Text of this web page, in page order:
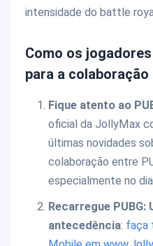
intensidade do battle
Como os
para a colaboração
Fique atento ao
oficial da JollyMax
últimas novidades
colaboração entre
especialmente no
Recarregue
antecedência: faça